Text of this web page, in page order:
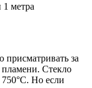
метра
присматривать за
Стекло
Но если